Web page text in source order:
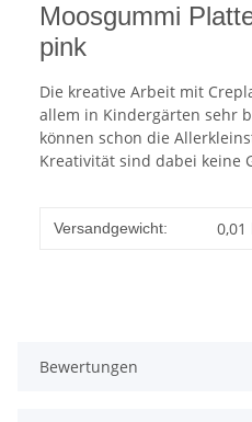
Moosgummi
pink
Die kreative Arbeit mit
allem in Kindergärten sehr
können schon die
Kreativität sind dabei keine
Versandgewicht: 0,01
Bewertungen